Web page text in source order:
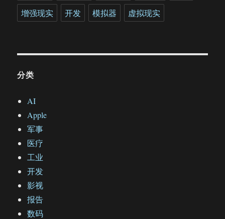
增强现实
开发 模拟器 虚拟现实
分类
AI
Apple
军事
医疗
工业
开发
影视
报告
数码